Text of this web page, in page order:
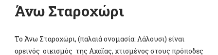
Άνω Σταροχώρι
Το Άνω Σταροχώρι, (παλαιά ονομασία: Λάλουσι) είναι
ορεινός οικισμός της Αχαΐας, χτισμένος στους πρόποδες